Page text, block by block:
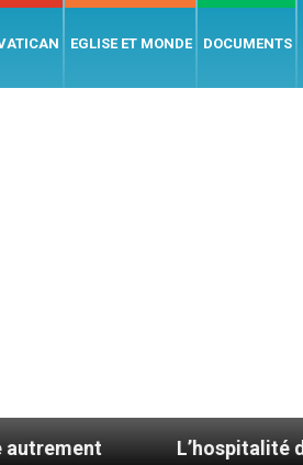
EGLISE ET MONDE DOCUMENTS
L’hospitalité dans la Bible